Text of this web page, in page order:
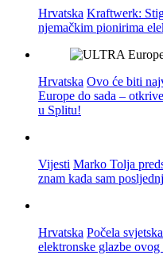
Hrvatska Kraftwerk:
njemačkim pionirima
Hrvatska Ovo će biti
Europe do sada –
u Splitu!
Vijesti Marko Tolja
znam kada sam
Hrvatska Počela
elektronske glazbe